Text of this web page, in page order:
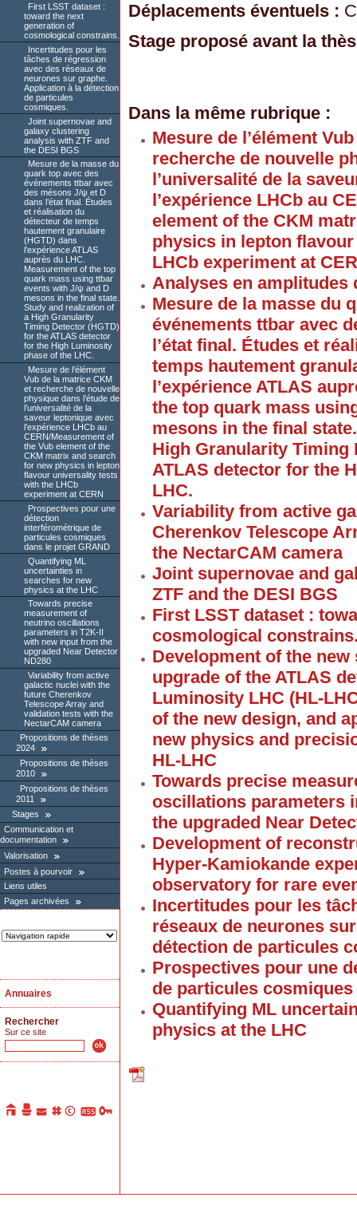
First LSST dataset :
toward the next
generation of
cosmological constrains.
Incertitudes pour les
tâches de régression
avec des réseaux de
neurones sur graphe.
Application à la détection
de particules
cosmiques.
Joint supernovae and
galaxy clustering
analysis with ZTF and
the DESI BGS
Mesure de la masse du
quark top avec des
événements ttbar avec
des mésons J/ψ et D
dans l’état final. Études
et réalisation du
détecteur de temps
hautement granulaire
(HGTD) dans
l’expérience ATLAS
auprès du LHC.
Measurement of the top
quark mass using ttbar
events with J/ψ and D
mesons in the final state.
Study and realization of
a High Granularity
Timing Detector (HGTD)
for the ATLAS detector
for the High Luminosity
phase of the LHC.
Mesure de l’élément
Vub de la matrice CKM
et recherche de nouvelle
physique dans l’étude de
l’universalité de la
saveur leptonique avec
l’expérience LHCb au
CERN/Measurement of
the Vub element of the
CKM matrix and search
for new physics in lepton
flavour universality tests
with the LHCb
experiment at CERN
Prospectives pour une
détection
interférométrique de
particules cosmiques
dans le projet GRAND
Quantifying ML
uncertainties in
searches for new
physics at the LHC
Towards precise
measurement of
neutrino oscillations
parameters in T2K-II
with new input from the
upgraded Near Detector
ND280
Variability from active
galactic nuclei with the
future Cherenkov
Telescope Array and
validation tests with the
NectarCAM camera
Propositions de thèses
2024
Propositions de thèses
2010
Propositions de thèses
2011
Stages
Communication et
documentation
Valorisation
Postes à pourvoir
Liens utiles
Pages archivées
Annuaires
Rechercher
Sur ce site
Déplacements éventuels :
Stage proposé avant la
Dans la même rubrique :
Mesure de l’élément
recherche de nouvelle
l’universalité de la
l’expérience LHCb au
element of the CKM
physics in lepton
LHCb experiment at
Analyses en amplitudes
Mesure de la masse du
événements ttbar avec
l’état final. Études et
temps hautement
l’expérience ATLAS
the top quark mass
mesons in the final
High Granularity Timing
ATLAS detector for the
LHC.
Variability from active
Cherenkov Telescope
the NectarCAM camera
Joint supernovae and
ZTF and the DESI BGS
First LSST dataset :
cosmological
Development of the
upgrade of the ATLAS
Luminosity LHC (HL-
of the new design, and
new physics and
HL-LHC
Towards precise
oscillations parameters
the upgraded Near
Development of
Hyper-Kamiokande
observatory for rare
Incertitudes pour les
réseaux de neurones
détection de particules
Prospectives pour une
de particules
Quantifying ML
physics at the LHC